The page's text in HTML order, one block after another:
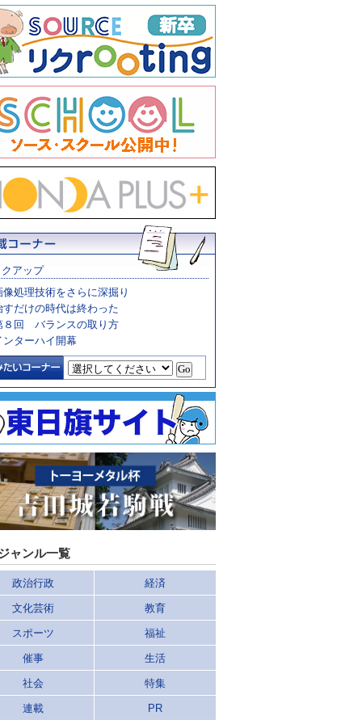
アップ
像処理技術をさらに深掘り
すだけの時代は終わった
８回 バランスの取り方
ンターハイ開幕
ャンル一覧
政治行政 経済
文化芸術 教育
スポーツ 福祉
催事 生活
社会 特集
連載 PR